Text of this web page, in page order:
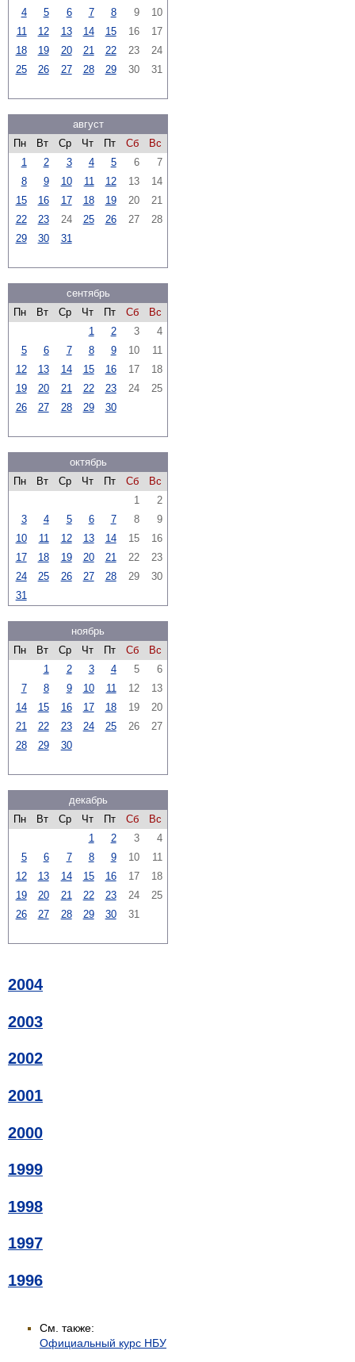
4
5 6 7 8 9
10
11
12 13 14 15 16
17
18
19 20 21 22 23
24
25
26 27 28 29 30 31
август
Пн
Вт Ср Чт Пт Сб
Вс
1
2 3 4 5 6
7
8
9 10 11 12 13
14
15
16 17 18 19 20
21
22
23 24 25 26 27
28
29
30 31
сентябрь
Пн
Вт Ср Чт Пт Сб
Вс
1
2 3
4
5
6 7 8 9 10
11
12
13 14 15 16 17
18
19
20 21 22 23 24
25
26
27 28 29 30
октябрь
Пн
Вт Ср Чт Пт Сб
Вс
1
2
3
4 5 6 7 8
9
10
11 12 13 14 15
16
17
18 19 20 21 22
23
24
25 26 27 28 29
30
31
ноябрь
Пн
Вт Ср Чт Пт Сб
Вс
1
2 3 4 5
6
7
8 9 10 11 12
13
14
15 16 17 18 19
20
21
22 23 24 25 26
27
28
29 30
декабрь
Пн
Вт Ср Чт Пт Сб
Вс
1
2 3
4
5
6 7 8 9 10
11
12
13 14 15 16 17
18
19
20 21 22 23 24
25
26
27 28 29 30 31
2004
2003
2002
2001
2000
1999
1998
1997
1996
См. также:
Официальный курс НБУ